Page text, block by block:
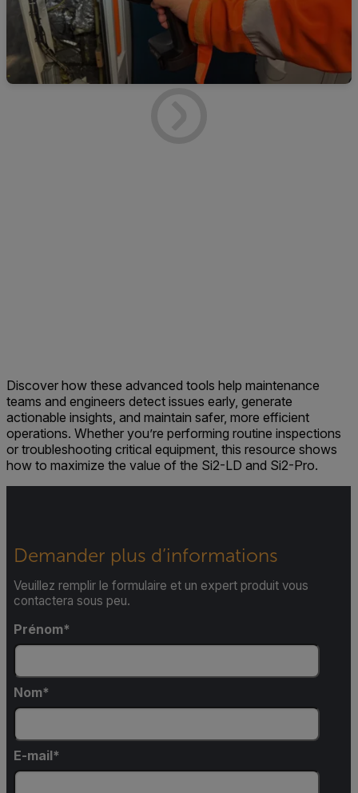
Discover how these advanced tools help maintenance
teams and engineers detect issues early, generate
actionable insights, and maintain safer, more efficient
operations. Whether you’re performing routine inspections
or troubleshooting critical equipment, this resource shows
how to maximize the value of the Si2-LD and Si2-Pro.
Demander plus d’informations
Veuillez remplir le formulaire et un expert produit vous
contactera sous peu.
Prénom
Nom
E-mail